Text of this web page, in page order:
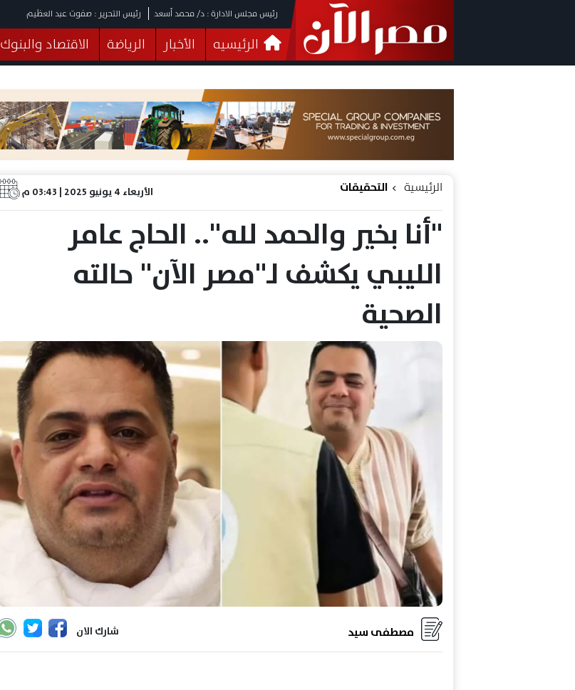
رئيس مجلس الادارة : د/ محمد أسعد رئيس التحرير : صفوت عبد العظيم
الرئيسيه الأخبار الرياضة الاقتصاد والبنوك
فيديوهات
البرلمان صحة الثقافة خدمات
الأربعاء 4 يونيو 2025 | 03:43 م الرئيسية التحقيقات
"أنا بخير والحمد لله".. الحاج عامر
الليبي يكشف لـ"مصر الآن" حالته
الصحية
شارك الان مصطفى سيد